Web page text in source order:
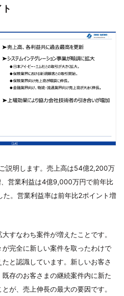
説明します。売上高は54億2,200万
営業利益は4億9,000万円で前年比
。営業利益率は前年比2ポイント増
すなわち案件が増えたことです。
完全に新しい案件を取ったわけで
と認識しています。新しいお客さ
存のお客さまの継続案件内に新た
が、売上伸長の最大の要因です。